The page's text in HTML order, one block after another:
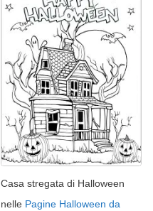
Casa stregata di Halloween
nelle Pagine Halloween da